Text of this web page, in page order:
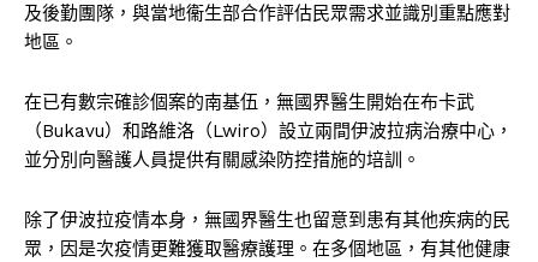
及後勤團隊，與當地衞生部合作評估民眾需求並識別重點應對
地區。
在已有數宗確診個案的南基伍，無國界醫生開始在布卡武
（Bukavu）和路維洛（Lwiro）設立兩間伊波拉病治療中心，
並分別向醫護人員提供有關感染防控措施的培訓。
除了伊波拉疫情本身，無國界醫生也留意到患有其他疾病的民
眾，因是次疫情更難獲取醫療護理。在多個地區，有其他健康